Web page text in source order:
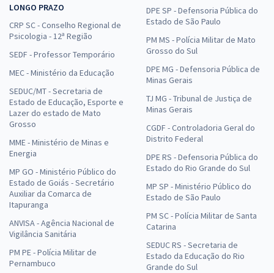
LONGO PRAZO
CRP SC - Conselho Regional de
Psicologia - 12ª Região
SEDF - Professor Temporário
MEC - Ministério da Educação
SEDUC/MT - Secretaria de
Estado de Educação, Esporte e
Lazer do estado de Mato
Grosso
MME - Ministério de Minas e
Energia
MP GO - Ministério Público do
Estado de Goiás - Secretário
Auxiliar da Comarca de
Itapuranga
ANVISA - Agência Nacional de
Vigilância Sanitária
PM PE - Polícia Militar de
Pernambuco
DPE SP - Defensoria Pública do
Estado de São Paulo
PM MS - Polícia Militar de Mato
Grosso do Sul
DPE MG - Defensoria Pública de
Minas Gerais
TJ MG - Tribunal de Justiça de
Minas Gerais
CGDF - Controladoria Geral do
Distrito Federal
DPE RS - Defensoria Pública do
Estado do Rio Grande do Sul
MP SP - Ministério Público do
Estado de São Paulo
PM SC - Polícia Militar de Santa
Catarina
SEDUC RS - Secretaria de
Estado da Educação do Rio
Grande do Sul